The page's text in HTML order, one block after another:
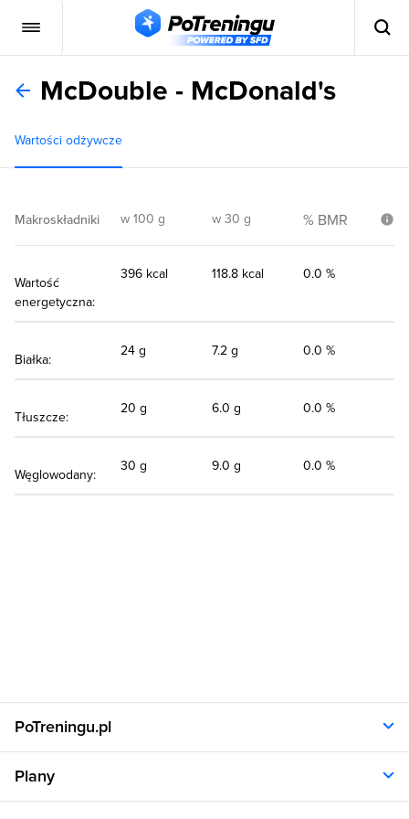
McDouble - McDonald's
Wartości odżywcze
Makroskładniki w 100 g w 30 g % BMR
Wartość
energetyczna:
396 kcal 118.8 kcal 0.0 %
Białka:
24 g 7.2 g 0.0 %
Tłuszcze:
20 g 6.0 g 0.0 %
Węglowodany:
30 g 9.0 g 0.0 %
PoTreningu.pl
Polityka prywatności
Regulamin
Plany